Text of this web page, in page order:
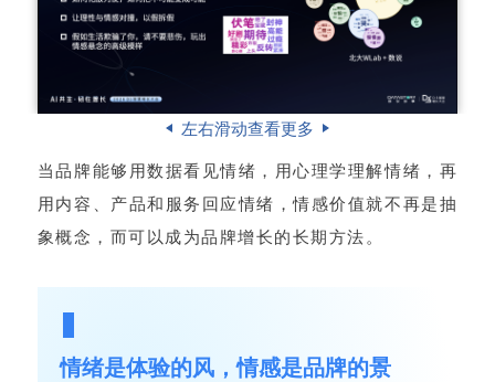
左右滑动查看更多
当品牌能够用数据看见情绪，用心理学理解情绪，再
用内容、产品和服务回应情绪，情感价值就不再是抽
象概念，而可以成为品牌增长的长期方法。
情绪是体验的风，情感是品牌的景